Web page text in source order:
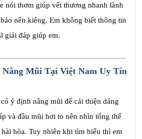
nói thơm giúp vết thương nhanh lành
nên kiêng. Em không biết thông tin
giải đáp giúp em.
Mũi Tại Việt Nam Uy Tín
ý định nâng mũi để cải thiện dáng
và đầu mũi hơi to nên nhìn tổng thể
hòa. Tuy nhiên khi tìm hiểu thì em